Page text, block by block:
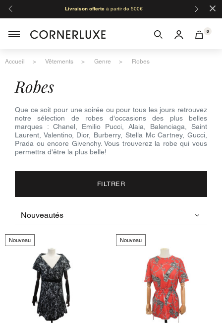
Livraison offerteà partir de 500€ ×
0
Accueil Vêtements Genre Robes
robes
Que ce soit pour une soirée ou pour tous les jours retrouvez
notre sélection de robes d'occasions des plus belles
marques : Chanel, Emilio Pucci, Alaia, Balenciaga, Saint
Laurent, Valentino, Dior, Burberry, Stella Mc Cartney, Gucci,
Prada ou encore Givenchy. Vous trouverez la robe qui vous
permettra d'être la plus belle!
FILTRER
Nouveau Nouveau